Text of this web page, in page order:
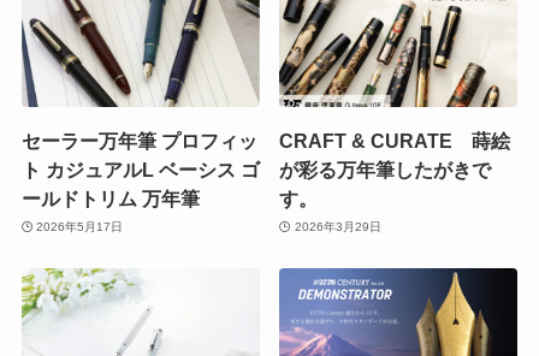
セーラー万年筆 プロフィッ
ト カジュアルL ベーシス ゴ
ールドトリム 万年筆
2026年5月17日
CRAFT & CURATE 蒔絵
が彩る万年筆したがきで
す。
2026年3月29日